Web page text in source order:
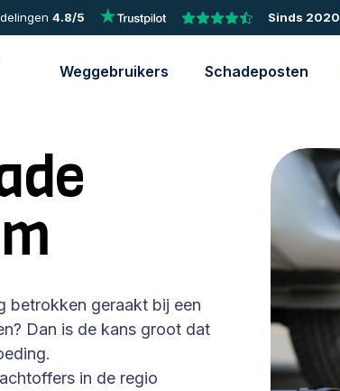
4.8/5 Sinds 2020
Weggebruikers Schadeposten
betrokken geraakt bij een
Dan is de kans groot dat
in de regio